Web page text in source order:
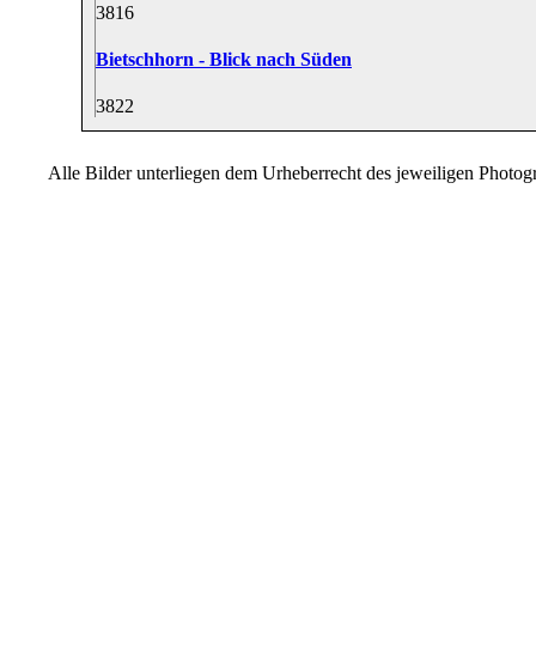
3816
Bietschhorn - Blick nach Süden
3822
Alle Bilder unterliegen dem Urheberrecht des jeweiligen